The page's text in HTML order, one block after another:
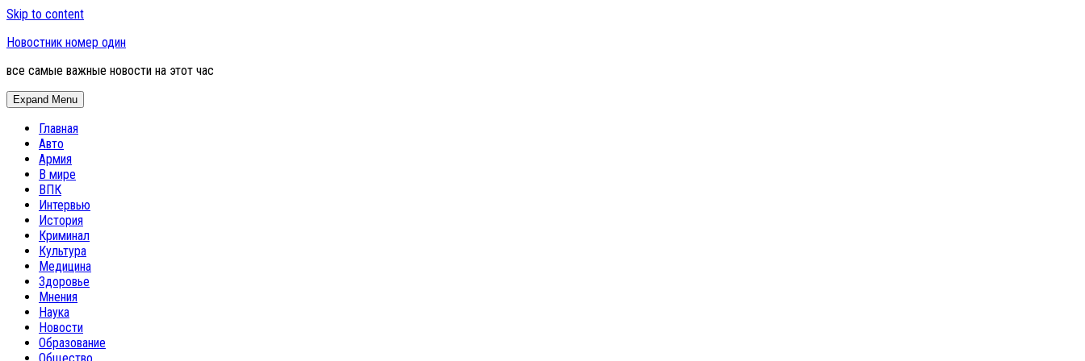
Skip to content
Новостник номер один
все самые важные новости на этот час
Expand Menu
Главная
Авто
Армия
В мире
ВПК
Интервью
История
Криминал
Культура
Медицина
Здоровье
Мнения
Наука
Новости
Образование